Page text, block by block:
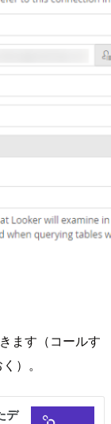
ます（コールす
）。